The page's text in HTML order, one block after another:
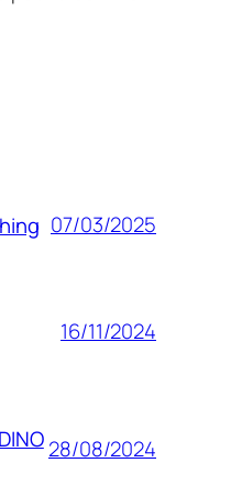
07/03/2025
16/11/2024
28/08/2024